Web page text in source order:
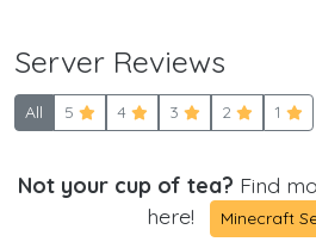
Server Reviews
All 5 4 3 2 1
Not your cup of tea? Find
here!
Minecraft